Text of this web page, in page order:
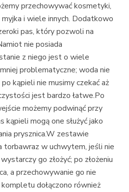
przechowywać kosmetyki,
i wiele innych. Dodatkowo
pas, który pozwoli na
nie posiada
z niego jest o wiele
problematyczne; woda nie
kąpieli nie musimy czekać aż
jest bardzo łatwe.Po
możemy podwinąć przy
kąpieli mogą one służyć jako
prysznica.W zestawie
torbawraz w uchwytem, jeśli nie
go złożyć; po złożeniu
a przechowywanie go nie
dołączono również